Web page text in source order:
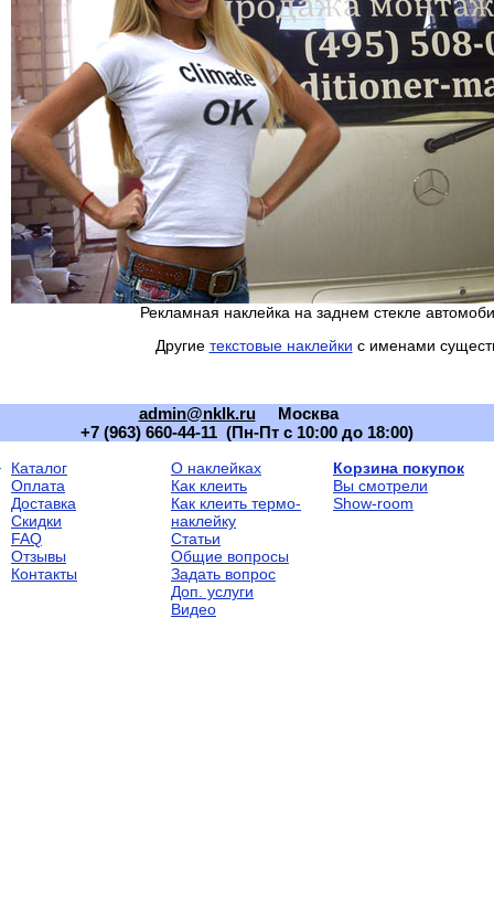
Рекламная наклейка на заднем стекле
Другие текстовые наклейки с именами
admin@nklk.ru
Москва
+7 (963) 660-44-11 (Пн-Пт с 10:00 до 18:00)
Каталог
Оплата
Доставка
Скидки
FAQ
Отзывы
Контакты
О наклейках
Как клеить
Как клеить термо-
наклейку
Статьи
Общие вопросы
Задать вопрос
Доп. услуги
Видео
Корзина покупок
Вы смотрели
Show-room